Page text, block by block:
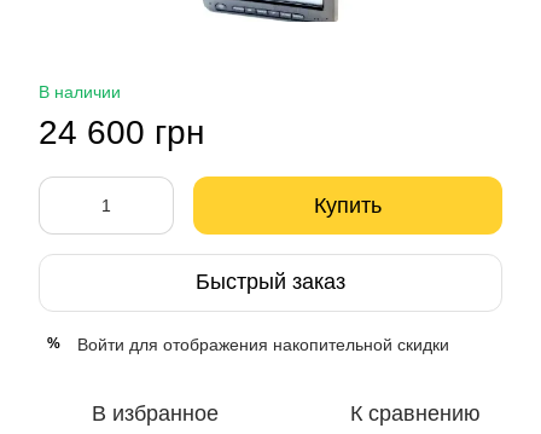
В наличии
24 600 грн
Купить
Быстрый заказ
% Войти для отображения накопительной скидки
В избранное К сравнению